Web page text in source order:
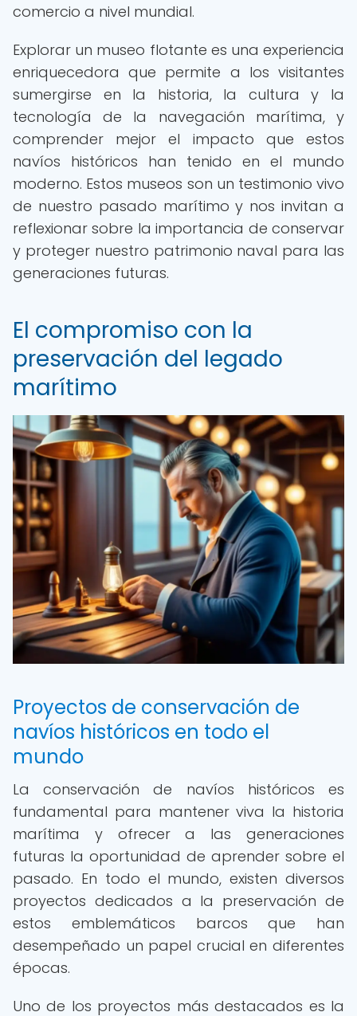
comercio a nivel mundial.
Explorar un museo flotante es una experiencia
enriquecedora que permite a los visitantes
sumergirse en la historia, la cultura y la
tecnología de la navegación marítima, y
comprender mejor el impacto que estos
navíos históricos han tenido en el mundo
moderno. Estos museos son un testimonio vivo
de nuestro pasado marítimo y nos invitan a
reflexionar sobre la importancia de conservar
y proteger nuestro patrimonio naval para las
generaciones futuras.
El compromiso con la
preservación del legado
marítimo
Proyectos de conservación de
navíos históricos en todo el
mundo
La conservación de navíos históricos es
fundamental para mantener viva la historia
marítima y ofrecer a las generaciones
futuras la oportunidad de aprender sobre el
pasado. En todo el mundo, existen diversos
proyectos dedicados a la preservación de
estos emblemáticos barcos que han
desempeñado un papel crucial en diferentes
épocas.
Uno de los proyectos más destacados es la